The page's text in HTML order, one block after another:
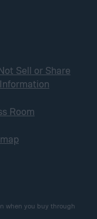
Sell or Share
Room
when you buy through